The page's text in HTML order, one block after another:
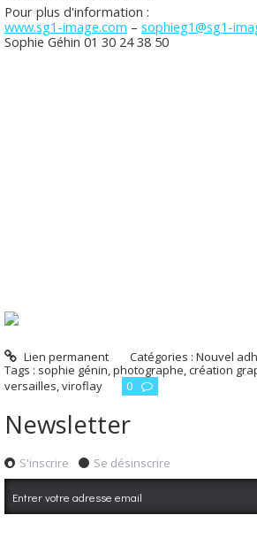
Pour plus d'information :
www.sg1-image.com – sophieg1@sg1-
Sophie Géhin 01 30 24 38 50
Lien permanent Catégories :Nouvel
Tags : sophie génin photographe création
versailles viroflay 0
Newsletter
S'inscrire Se désinscrire